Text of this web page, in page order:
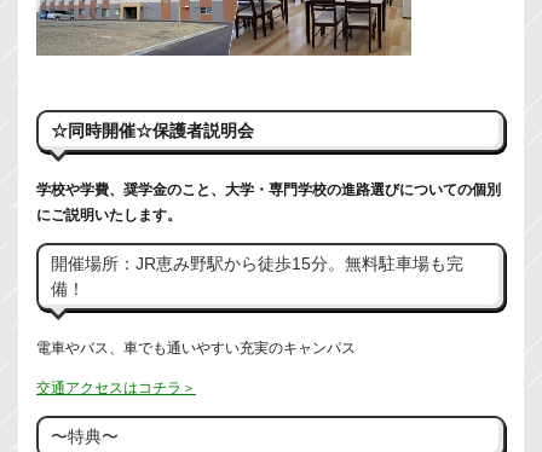
☆同時開催☆保護者説明会
学校や学費、奨学金のこと、大学・専門学校の進路選びについての個別
にご説明いたします。
開催場所：JR恵み野駅から徒歩15分。無料駐車場も完
備！
電車やバス、車でも通いやすい充実のキャンパス
交通アクセスはコチラ＞
〜特典〜